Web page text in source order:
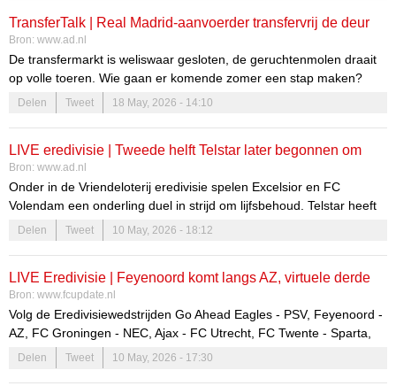
TransferTalk | Real Madrid-aanvoerder transfervrij de deur
uit, Heracles zet algemeen directeur op straat
Bron: www.ad.nl
De transfermarkt is weliswaar gesloten, de geruchtenmolen draait
op volle toeren. Wie gaan er komende zomer een stap maken?
Hier blijf je op de hoogte van alle ontwikkelingen.
Delen Tweet 18 May, 2026 - 14:10
LIVE eredivisie | Tweede helft Telstar later begonnen om
opvallende reden, duel NAC tijdelijk gestaakt: volg de
degradatiestrijd
Bron: www.ad.nl
Onder in de Vriendeloterij eredivisie spelen Excelsior en FC
Volendam een onderling duel in strijd om lijfsbehoud. Telstar heeft
ook nog grote kans om play-offs te ontlopen en neemt het in eigen
huis op tegen degradant Heracles. NAC moet de laatste strohalm
vanaf 16.45 uur hier live!
Delen Tweet 10 May, 2026 - 18:12
LIVE Eredivisie | Feyenoord komt langs AZ, virtuele derde
plek FC Twente
Bron: www.fcupdate.nl
Volg de Eredivisiewedstrijden Go Ahead Eagles - PSV, Feyenoord -
AZ, FC Groningen - NEC, Ajax - FC Utrecht, FC Twente - Sparta,
NAC - sc Heerenveen, Fortuna Sittard - PEC Zwolle, Excelsior - FC
Volendam en Telstar - Heracles in dit liveblog.
Delen Tweet 10 May, 2026 - 17:30